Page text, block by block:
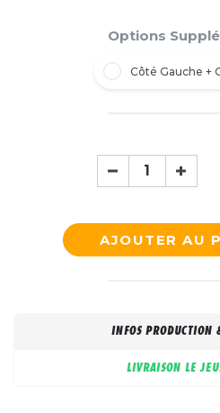
Options
Côté Gauche +
AJOUTER AU
INFOS PRODUCTION
LIVRAISON LE